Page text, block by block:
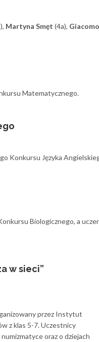
Martyna Smęt (4a),
Matematycznego.
Konkursu Języka
Biologicznego, a
w sieci”
przez Instytut
z klas 5-7. Uczestnicy
oraz o dziejach